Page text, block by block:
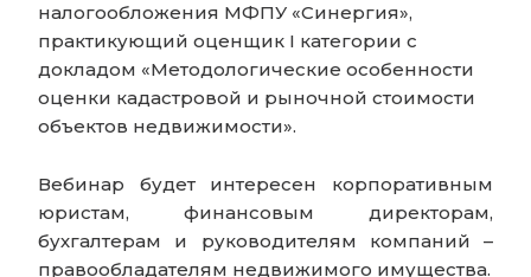
налогообложения МФПУ «Синергия»,
практикующий оценщик I категории с
докладом «Методологические особенности
оценки кадастровой и рыночной стоимости
объектов недвижимости».
Вебинар будет интересен корпоративным
юристам, финансовым директорам,
бухгалтерам и руководителям компаний –
правообладателям недвижимого имущества.